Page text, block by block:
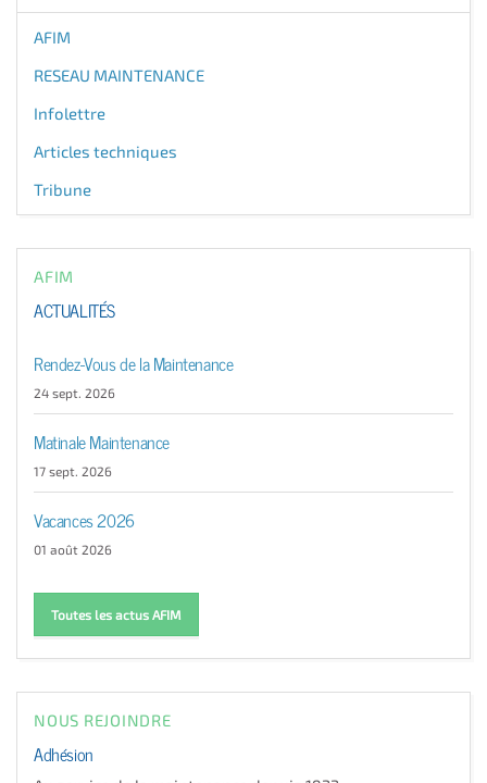
AFIM
RESEAU MAINTENANCE
Infolettre
Articles techniques
Tribune
AFIM
ACTUALITÉS
Rendez-Vous de la Maintenance
24 sept. 2026
Matinale Maintenance
17 sept. 2026
Vacances 2026
01 août 2026
Toutes les actus AFIM
NOUS REJOINDRE
Adhésion